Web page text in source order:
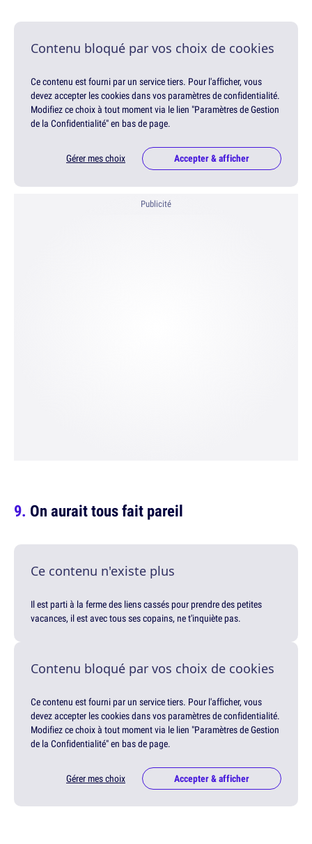
Contenu bloqué par vos choix de cookies
Ce contenu est fourni par un service tiers. Pour l'afficher, vous
devez accepter les cookies dans vos paramètres de confidentialité.
Modifiez ce choix à tout moment via le lien "Paramètres de Gestion
de la Confidentialité" en bas de page.
Gérer mes choix Accepter & afficher
Publicité
On aurait tous fait pareil
Ce contenu n'existe plus
Il est parti à la ferme des liens cassés pour prendre des petites
vacances, il est avec tous ses copains, ne t'inquiète pas.
Contenu bloqué par vos choix de cookies
Ce contenu est fourni par un service tiers. Pour l'afficher, vous
devez accepter les cookies dans vos paramètres de confidentialité.
Modifiez ce choix à tout moment via le lien "Paramètres de Gestion
de la Confidentialité" en bas de page.
Gérer mes choix Accepter & afficher